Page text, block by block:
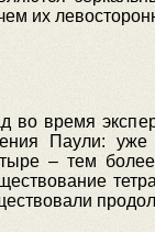
их
во время
Паули:
– тем